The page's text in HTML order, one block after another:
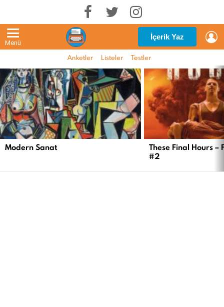
Menü
İçerik Yaz
Anketler Listeler Testler
EN
YENI
İÇERIKLER
Modern Sanat
These Final Hours –
#2